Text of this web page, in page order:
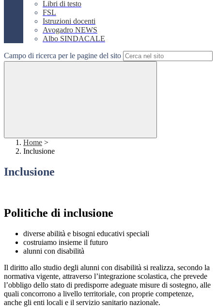
Libri di testo
FSL
Istruzioni docenti
Avogadro NEWS
Albo SINDACALE
Campo di ricerca per le pagine del sito
Home >
Inclusione
Inclusione
Politiche di inclusione
diverse abilità e bisogni educativi speciali
costruiamo insieme il futuro
alunni con disabilità
Il diritto allo studio degli alunni con disabilità si realizza, secondo la
normativa vigente, attraverso l’integrazione scolastica, che prevede
l’obbligo dello stato di predisporre adeguate misure di sostegno, alle
quali concorrono a livello territoriale, con proprie competenze,
anche gli enti locali e il servizio sanitario nazionale.